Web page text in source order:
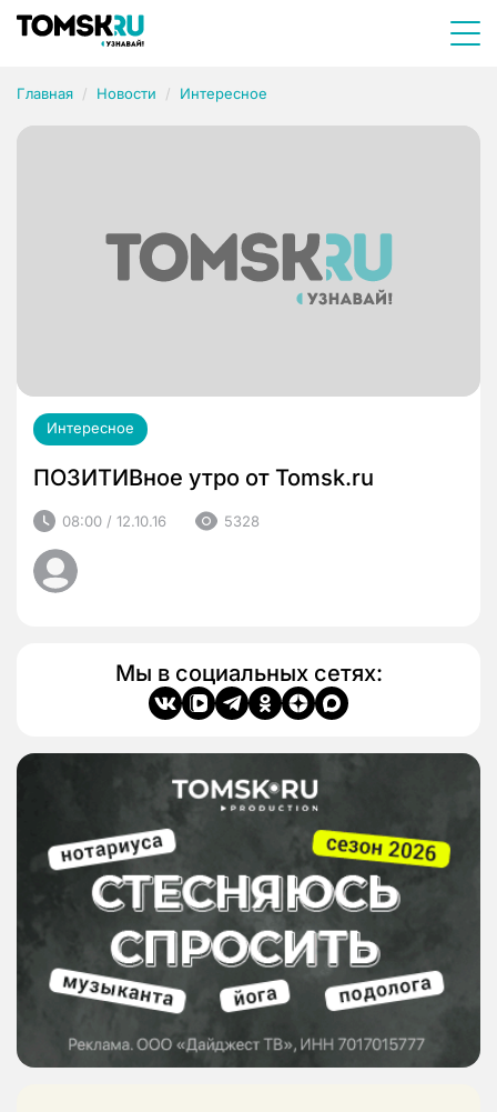
Главная Новости Интересное
Интересное
ПОЗИТИВное утро от Tomsk.ru
08:00 / 12.10.16 5328
Мы в социальных сетях: